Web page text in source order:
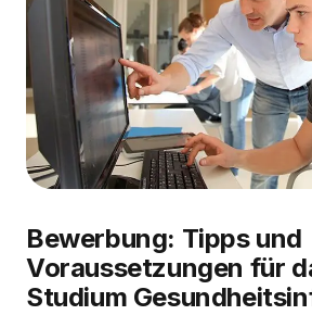
Bewerbung: Tipps und
Voraussetzungen für
Studium